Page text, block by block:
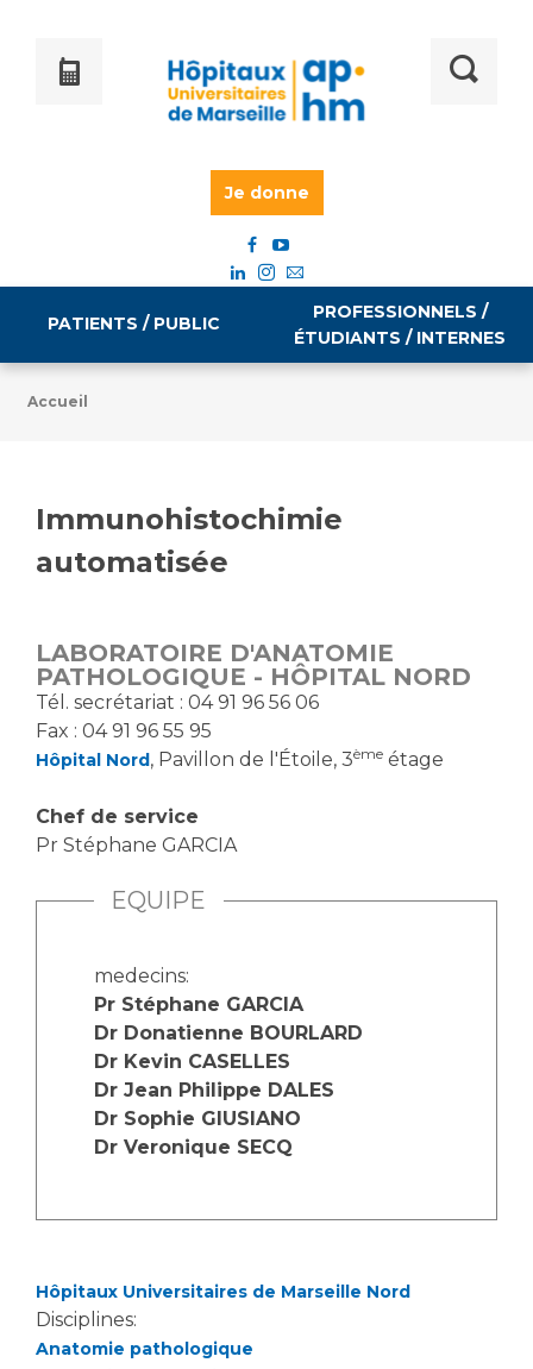
Je donne
PATIENTS / PUBLIC
Tarifs
Vous accompagnez, vous rendez visite à un patient
à réaliser
Vous avez une analyse à réaliser
Vous venez en consultation
myaphm, votre espace santé en ligne
Laïcité et cultes
Les associations
Livret d'accueil
Salon des familles
Transports sanitaires
Vos droits, vos devoirs
Handi 13
Pôle Médecine Physique et Réadaptation
Accueil sourds et malentendants
PROFESSIONNELS /
ÉTUDIANTS / INTERNES
Emploi / formation
Emplois médicaux
Espace Formation
Étudiants hospitaliers
Emplois techniques et médico-techniques
Emplois socio-éducatifs
Statuts
Stages paramédicaux
Chercheurs
La recherche clinique à l'AP-HM
Les structures de recherche
Écoles et Instituts de Formation
Professionnels de santé
Accueil
Immunohistochimie
automatisée
LABORATOIRE D'ANATOMIE
PATHOLOGIQUE - HÔPITAL NORD
Tél. secrétariat : 04 91 96 56 06
Fax : 04 91 96 55 95
Hôpital Nord, Pavillon de l'Étoile, 3ème étage
Chef de service
Pr Stéphane GARCIA
EQUIPE
medecins:
Pr Stéphane GARCIA
Dr Donatienne BOURLARD
Dr Kevin CASELLES
Dr Jean Philippe DALES
Dr Sophie GIUSIANO
Dr Veronique SECQ
Hôpitaux Universitaires de Marseille Nord
Disciplines:
Anatomie pathologique